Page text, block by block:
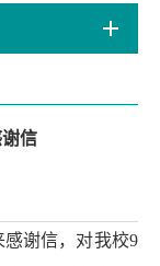
信
感谢信，对我校9